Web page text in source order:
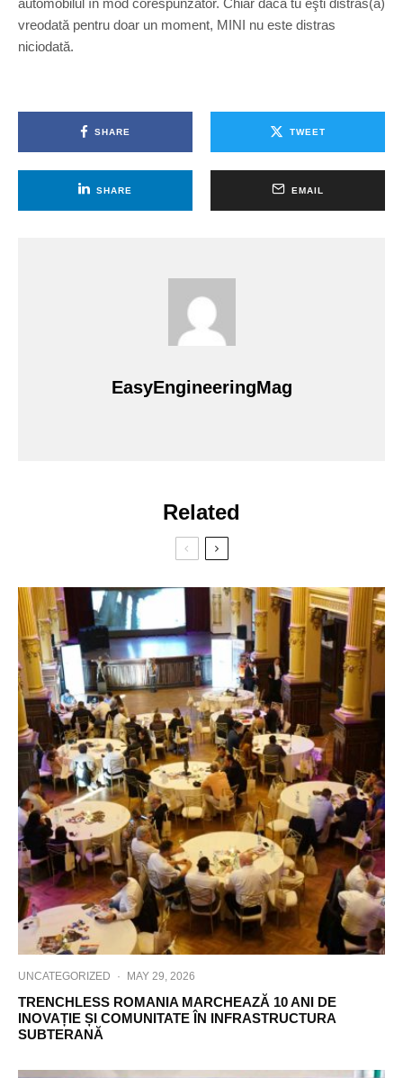
automobilul în mod corespunzător. Chiar dacă tu eşti distras(ă)
vreodată pentru doar un moment, MINI nu este distras
niciodată.
SHARE TWEET
SHARE EMAIL
EasyEngineeringMag
Related
UNCATEGORIZED · MAY 29, 2026
TRENCHLESS ROMANIA MARCHEAZĂ 10 ANI DE
INOVAȚIE ȘI COMUNITATE ÎN INFRASTRUCTURA
SUBTERANĂ